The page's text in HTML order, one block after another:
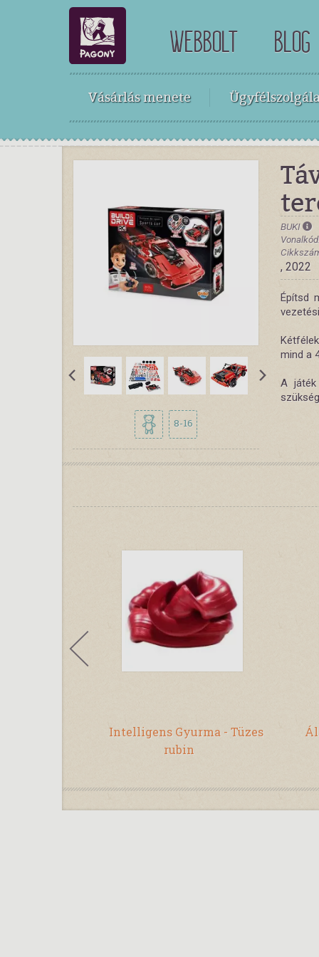
WEBBOLT BLOG
Vásárlás menete
8-16
BUKI
, 2022
Építsd
mind a
A játék
Intelligens Gyurma - Tüzes
rubin